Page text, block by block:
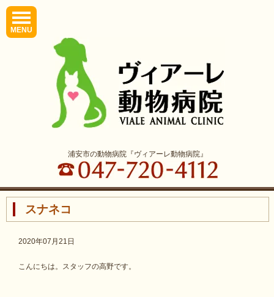
MENU
浦安市の動物病院『ヴィアーレ動物病院』
スナネコ
2020年07月21日
こんにちは。スタッフの高野です。